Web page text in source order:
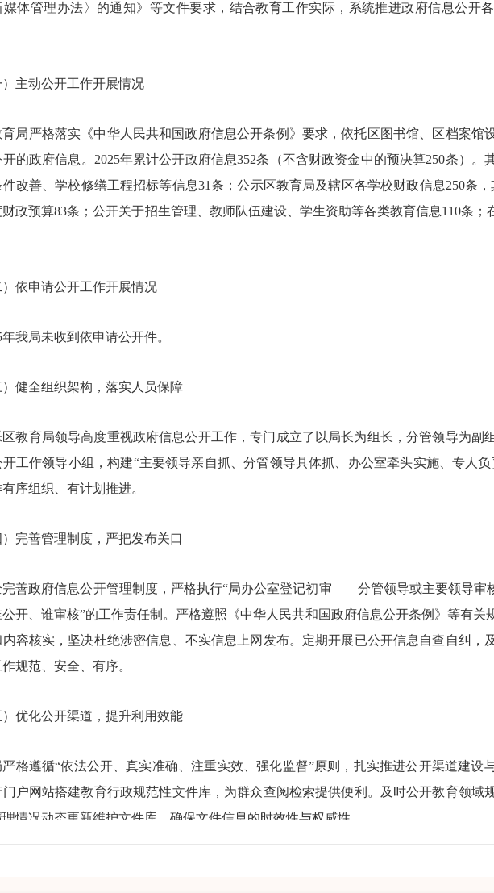
媒体管理办法〉的通知》等文件要求，结合教育工作实际，系统推进政府信息公开
）主动公开工作开展情况
育局严格落实《中华人民共和国政府信息公开条例》要求，依托区图书馆、区档案馆
的政府信息。2025年累计公开政府信息352条（不含财政资金中的预决算250条）。
改善、学校修缮工程招标等信息31条；公示区教育局及辖区各学校财政信息250条，
财政预算83条；公开关于招生管理、教师队伍建设、学生资助等各类教育信息110条；
）依申请公开工作开展情况
年我局未收到依申请公开件。
）健全组织架构，落实人员保障
区教育局领导高度重视政府信息公开工作，专门成立了以局长为组长，分管领导为副
开工作领导小组，构建“主要领导亲自抓、分管领导具体抓、办公室牵头实施、专人
序组织、有计划推进。
完善管理制度，严把发布关口
完善政府信息公开管理制度，严格执行“局办公室登记初审——分管领导或主要领导审
开、谁审核”的工作责任制。严格遵照《中华人民共和国政府信息公开条例》等有关
内容核实，坚决杜绝涉密信息、不实信息上网发布。定期开展已公开信息自查自纠，
规范、安全、有序。
）优化公开渠道，提升利用效能
格遵循“依法公开、真实准确、注重实效、强化监督”原则，扎实推进公开渠道建设
户网站搭建教育行政规范性文件库，为群众查阅检索提供便利。及时公开教育领域
情况动态更新维护文件库，确保文件信息的时效性与权威性。